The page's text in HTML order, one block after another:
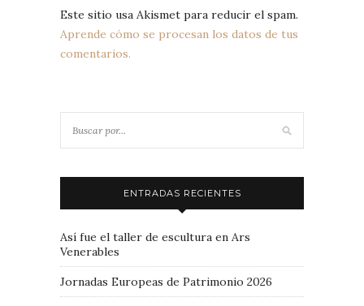
Este sitio usa Akismet para reducir el spam.
Aprende cómo se procesan los datos de tus
comentarios.
ENTRADAS RECIENTES
Así fue el taller de escultura en Ars
Venerables
Jornadas Europeas de Patrimonio 2026